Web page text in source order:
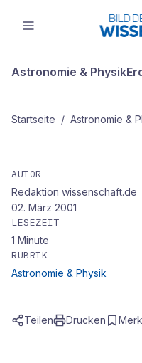
Astronomie & Physik
Startseite / Astronomie &
Mir stürzt
AUTOR
Redaktion wissenschaft.de
02. März 2001
LESEZEIT
1 Minute
RUBRIK
Astronomie & Physik
Teilen Drucken